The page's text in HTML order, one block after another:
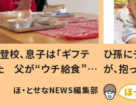
校、息子は「ギフテ
父が“ウチ給食”を
理由とは #令和の親
ほ・とせなNEWS編集部
ひ孫
が、
「涙が
い」